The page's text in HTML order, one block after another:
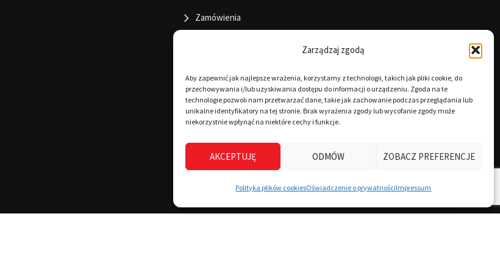
Zarządzaj zgodą
Aby zapewnić jak najlepsze wrażenia, korzystamy z technologii, takich jak pliki cookie, do
przechowywania i/lub uzyskiwania dostępu do informacji o urządzeniu. Zgoda na te
technologie pozwoli nam przetwarzać dane, takie jak zachowanie podczas przeglądania lub
unikalne identyfikatory na tej stronie. Brak wyrażenia zgody lub wycofanie zgody może
niekorzystnie wpłynąć na niektóre cechy i funkcje.
AKCEPTUJĘ ODMÓW ZOBACZ PREFERENCJE
Polityka plików cookiesOświadczenie o prywatnościImpressum
Zamówienia